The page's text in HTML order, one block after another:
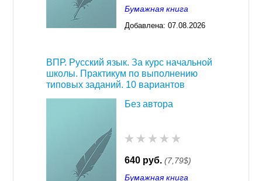
Бумажная книга
Добавлена: 07.08.2026
ВПР. Русский язык. За курс начальной
школы. Практикум по выполнению
типовых заданий. 10 вариантов
Без автора
640 руб. (7,79$)
Бумажная книга